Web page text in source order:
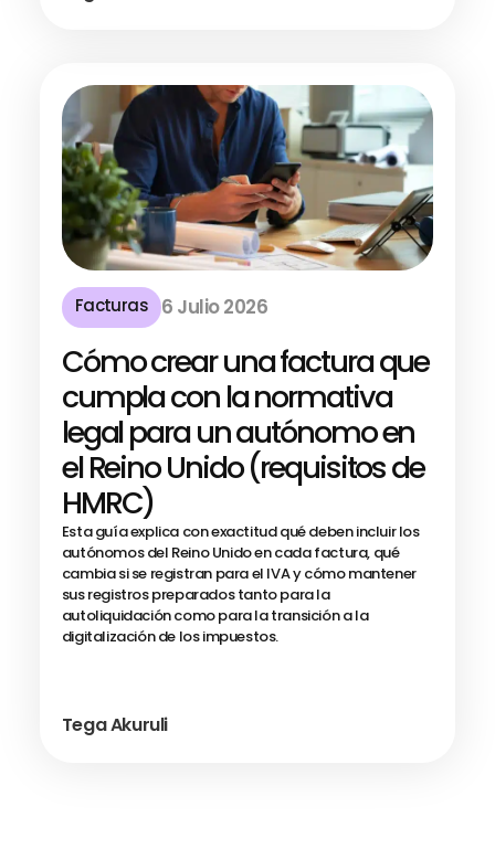
Facturas 6 Julio 2026
Cómo crear una factura que
cumpla con la normativa
legal para un autónomo en
el Reino Unido (requisitos de
HMRC)
Esta guía explica con exactitud qué deben incluir los
autónomos del Reino Unido en cada factura, qué
cambia si se registran para el IVA y cómo mantener
sus registros preparados tanto para la
autoliquidación como para la transición a la
digitalización de los impuestos.
Tega Akuruli